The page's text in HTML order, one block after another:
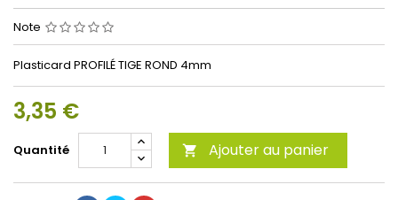
Note
Plasticard PROFILÉ TIGE ROND 4mm
3,35 €
Quantité  Ajouter au panier